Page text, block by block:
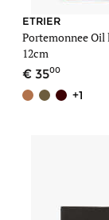
ETRIER
Portemonnee Oil
12cm
3500
+1